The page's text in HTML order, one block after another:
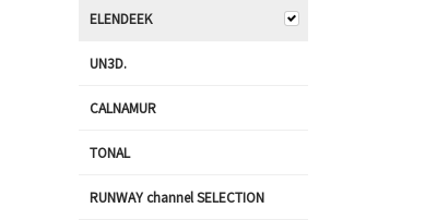
ELENDEEK
UN3D.
CALNAMUR
TONAL
RUNWAY channel SELECTION